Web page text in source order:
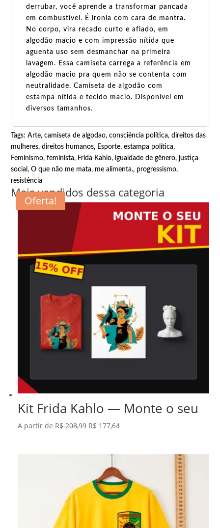
derrubar, você aprende a transformar pancada
em combustível. É ironia com cara de mantra.
No corpo, vira recado curto e afiado, em
algodão macio e com impressão nítida que
aguenta uso sem desmanchar na primeira
lavagem. Essa camiseta carrega a referência em
algodão macio pra quem não se contenta com
neutralidade. Camiseta de algodão com
estampa nítida e tecido macio. Disponível em
diversos tamanhos.
Tags:Arte,camiseta de algodao,consciência política,direitos das
mulheres,direitos humanos, Esporte,estampa política,
Feminismo,feminista, Frida Kahlo,igualdade de gênero,justiça
social,O que não me mata, me alimenta., progressismo,
resistência
Mais vendidos dessa categoria
Oferta!
Kit Frida Kahlo — Monte o seu
A partir deR$208,99 O
R$ 208,99.
R$ 177,64O
R$ 177,64.